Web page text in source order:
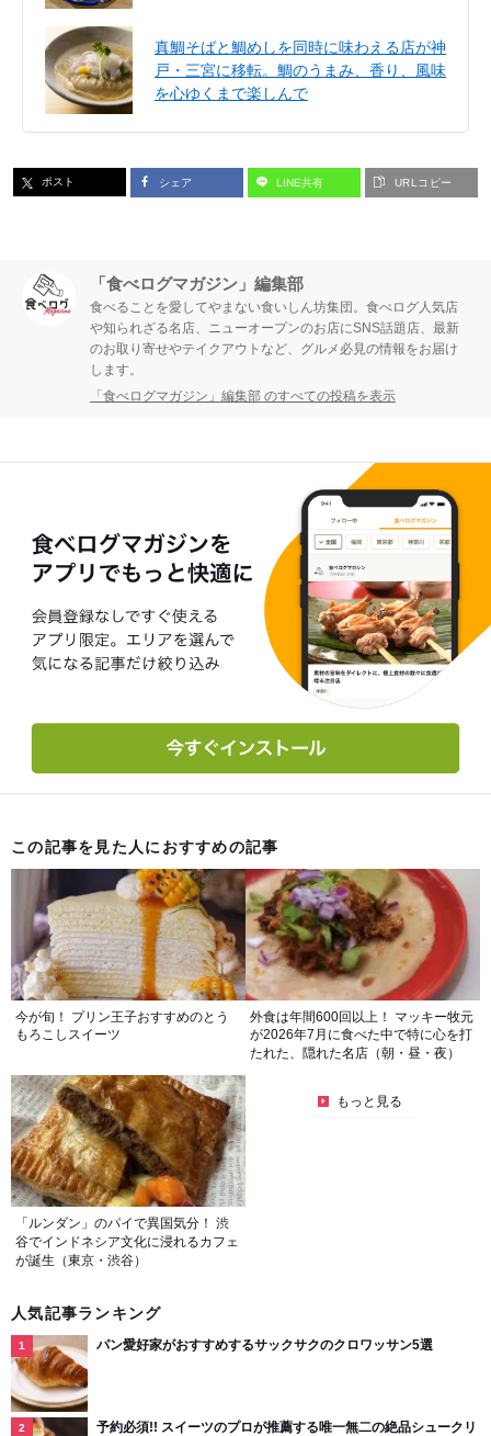
真鯛そばと鯛めしを同時に味わえる店が神
戸・三宮に移転。鯛のうまみ、香り、風味
を心ゆくまで楽しんで
ポスト シェア LINE共有 URLコピー
「食べログマガジン」編集部
食べることを愛してやまない食いしん坊集団。食べログ人気店
や知られざる名店、ニューオープンのお店にSNS話題店、最新
のお取り寄せやテイクアウトなど、グルメ必見の情報をお届け
します。
「食べログマガジン」編集部 のすべての投稿を表示
この記事を見た人におすすめの記事
今が旬！ プリン王子おすすめのとう
もろこしスイーツ
外食は年間600回以上！ マッキー牧元
が2026年7月に食べた中で特に心を打
たれた、隠れた名店（朝・昼・夜）
「ルンダン」のパイで異国気分！ 渋
谷でインドネシア文化に浸れるカフェ
が誕生（東京・渋谷）
もっと見る
人気記事ランキング
パン愛好家がおすすめするサックサクのクロワッサン5選
予約必須!! スイーツのプロが推薦する唯一無二の絶品シュークリ